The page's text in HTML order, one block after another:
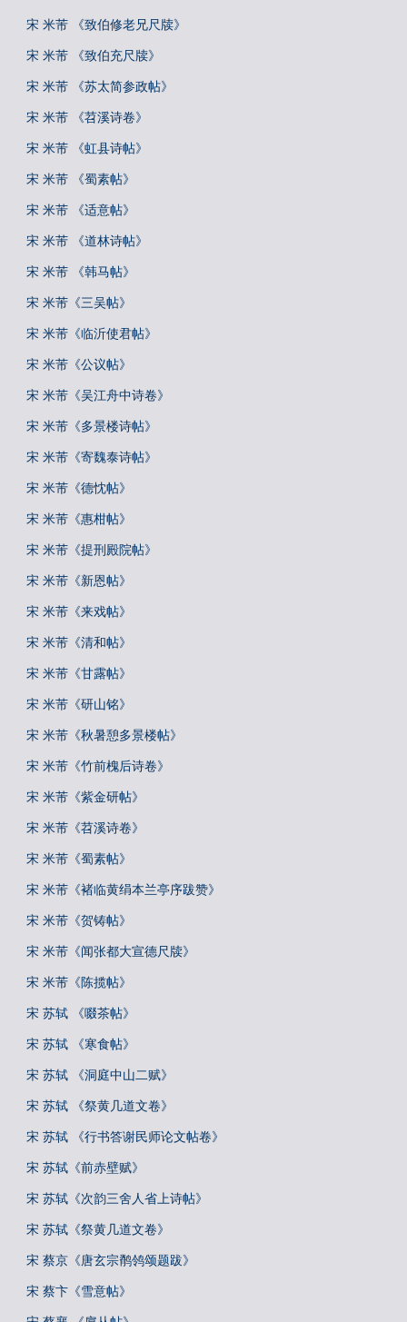
宋 米芾 《致伯修老兄尺牍》
宋 米芾 《致伯充尺牍》
宋 米芾 《苏太简参政帖》
宋 米芾 《苕溪诗卷》
宋 米芾 《虹县诗帖》
宋 米芾 《蜀素帖》
宋 米芾 《适意帖》
宋 米芾 《道林诗帖》
宋 米芾 《韩马帖》
宋 米芾《三吴帖》
宋 米芾《临沂使君帖》
宋 米芾《公议帖》
宋 米芾《吴江舟中诗卷》
宋 米芾《多景楼诗帖》
宋 米芾《寄魏泰诗帖》
宋 米芾《德忱帖》
宋 米芾《惠柑帖》
宋 米芾《提刑殿院帖》
宋 米芾《新恩帖》
宋 米芾《来戏帖》
宋 米芾《清和帖》
宋 米芾《甘露帖》
宋 米芾《研山铭》
宋 米芾《秋暑憩多景楼帖》
宋 米芾《竹前槐后诗卷》
宋 米芾《紫金研帖》
宋 米芾《苕溪诗卷》
宋 米芾《蜀素帖》
宋 米芾《褚临黄绢本兰亭序跋赞》
宋 米芾《贺铸帖》
宋 米芾《闻张都大宣德尺牍》
宋 米芾《陈揽帖》
宋 苏轼 《啜茶帖》
宋 苏轼 《寒食帖》
宋 苏轼 《洞庭中山二赋》
宋 苏轼 《祭黄几道文卷》
宋 苏轼 《行书答谢民师论文帖卷》
宋 苏轼《前赤壁赋》
宋 苏轼《次韵三舍人省上诗帖》
宋 苏轼《祭黄几道文卷》
宋 蔡京《唐玄宗鹡鸰颂题跋》
宋 蔡卞《雪意帖》